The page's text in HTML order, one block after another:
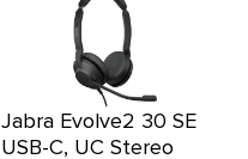
Jabra Evolve2 30 SE
USB-C, UC Stereo